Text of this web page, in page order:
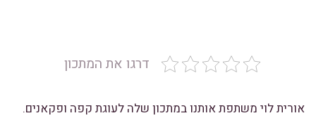
דרגו את המתכון
אורית לוי משתפת אותנו במתכון שלה לעוגת קפה ופקאנים.